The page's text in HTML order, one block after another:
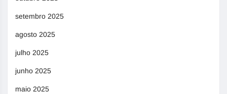
setembro 2025
agosto 2025
julho 2025
junho 2025
maio 2025